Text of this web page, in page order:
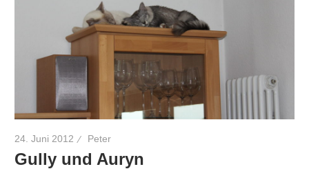
24. Juni 2012 Peter
Gully und Auryn